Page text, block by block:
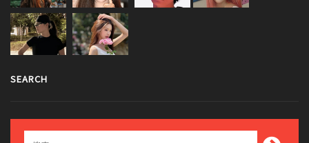
SEARCH